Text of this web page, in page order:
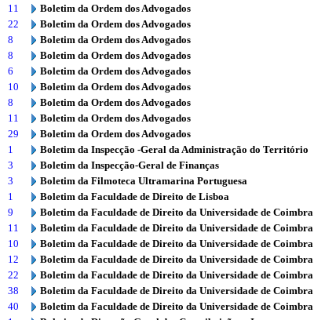
11
Boletim da Ordem dos Advogados
22
Boletim da Ordem dos Advogados
8
Boletim da Ordem dos Advogados
8
Boletim da Ordem dos Advogados
6
Boletim da Ordem dos Advogados
10
Boletim da Ordem dos Advogados
8
Boletim da Ordem dos Advogados
11
Boletim da Ordem dos Advogados
29
Boletim da Ordem dos Advogados
1
Boletim da Inspecção -Geral da Administração do Território
3
Boletim da Inspecção-Geral de Finanças
3
Boletim da Filmoteca Ultramarina Portuguesa
1
Boletim da Faculdade de Direito de Lisboa
9
Boletim da Faculdade de Direito da Universidade de Coimbra
11
Boletim da Faculdade de Direito da Universidade de Coimbra
10
Boletim da Faculdade de Direito da Universidade de Coimbra
12
Boletim da Faculdade de Direito da Universidade de Coimbra
22
Boletim da Faculdade de Direito da Universidade de Coimbra
38
Boletim da Faculdade de Direito da Universidade de Coimbra
40
Boletim da Faculdade de Direito da Universidade de Coimbra